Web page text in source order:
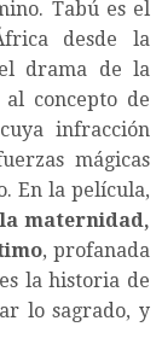
Tabú es el
desde la
drama de la
concepto de
infracción
mágicas
En la película,
maternidad,
, profanada
la historia de
lo sagrado, y